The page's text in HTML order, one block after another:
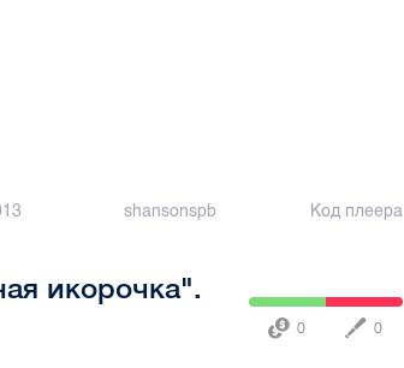
shansonspb
Код плеера
икорочка".
0 0